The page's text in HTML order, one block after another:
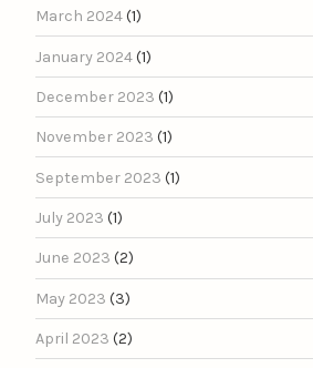
March 2024(1)
January 2024(1)
December 2023 (1)
November 2023 (1)
September 2023 (1)
July 2023 (1)
June 2023 (2)
May 2023 (3)
April 2023 (2)